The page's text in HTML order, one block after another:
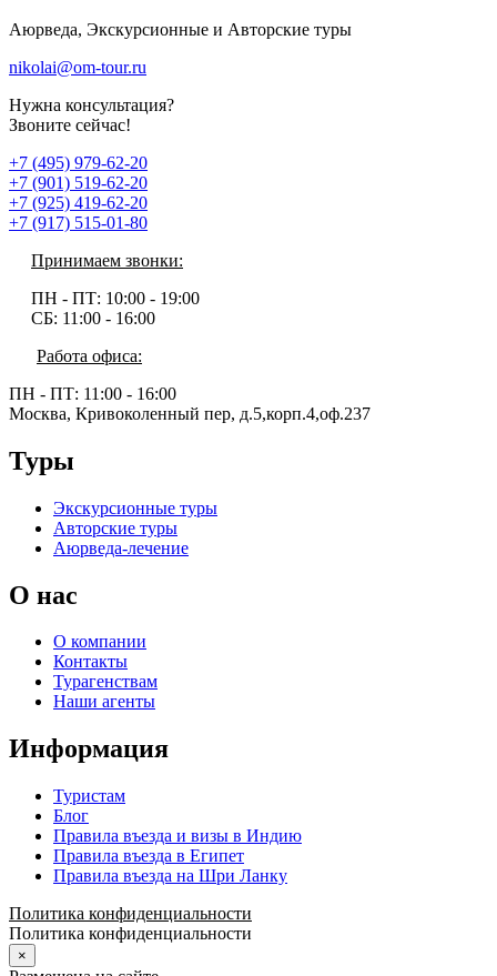
Аюрведа, Экскурсионные и Авторские туры
nikolai@om-tour.ru
Нужна консультация?
Звоните сейчас!
+7 (495) 979-62-20
+7 (901) 519-62-20
+7 (925) 419-62-20
+7 (917) 515-01-80
Принимаем звонки:
ПН - ПТ: 10:00 - 19:00
СБ: 11:00 - 16:00
Работа офиса:
ПН - ПТ: 11:00 - 16:00
Москва, Кривоколенный пер, д.5,корп.4,оф.237
Туры
Экскурсионные туры
Авторские туры
Аюрведа-лечение
О нас
О компании
Контакты
Турагенствам
Наши агенты
Информация
Туристам
Блог
Правила въезда и визы в Индию
Правила въезда в Египет
Правила въезда на Шри Ланку
Политика конфиденциальности
Политика конфиденциальности
×